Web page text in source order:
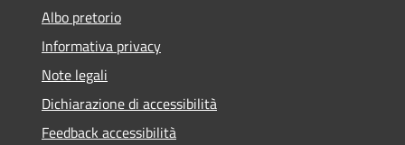
Albo pretorio
Informativa privacy
Note legali
Dichiarazione di accessibilità
Feedback accessibilità